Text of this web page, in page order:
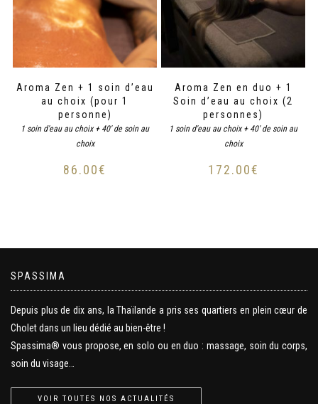
Aroma Zen + 1 soin d’eau
au choix (pour 1
personne)
1 soin d'eau au choix + 40' de soin au
choix
86.00€
Aroma Zen en duo + 1
Soin d’eau au choix (2
personnes)
1 soin d'eau au choix + 40' de soin au
choix
172.00€
SPASSIMA
Depuis plus de dix ans, la Thaïlande a pris ses quartiers en plein cœur de
Cholet dans un lieu dédié au bien-être !
Spassima® vous propose, en solo ou en duo : massage, soin du corps,
soin du visage…
VOIR TOUTES NOS ACTUALITÉS